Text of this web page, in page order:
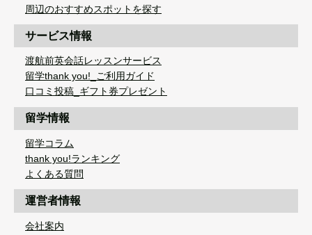
周辺のおすすめスポットを探す
サービス情報
渡航前英会話レッスンサービス
留学thank you!_ご利用ガイド
口コミ投稿_ギフト券プレゼント
留学情報
留学コラム
thank you!ランキング
よくある質問
運営者情報
会社案内